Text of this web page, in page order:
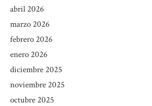
abril 2026
marzo 2026
febrero 2026
enero 2026
diciembre 2025
noviembre 2025
octubre 2025